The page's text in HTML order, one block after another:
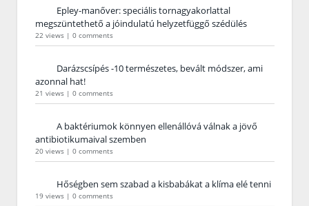
Epley-manőver: speciális tornagyakorlattal
megszüntethető a jóindulatú helyzetfüggő szédülés
22 views | 0 comments
Darázscsípés -10 természetes, bevált módszer, ami
azonnal hat!
21 views | 0 comments
A baktériumok könnyen ellenállóvá válnak a jövő
antibiotikumaival szemben
20 views | 0 comments
Hőségben sem szabad a kisbabákat a klíma elé tenni
19 views | 0 comments